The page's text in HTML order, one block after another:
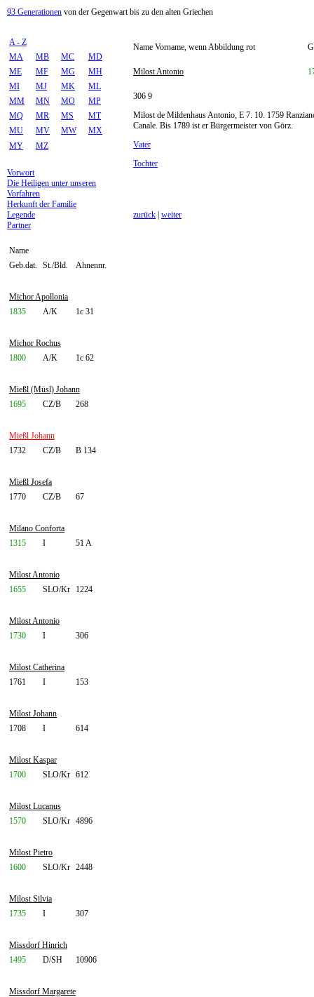
93 Generationen von der Gegenwart bis zu den alten Griechen
A - Z
MA
MB MC
MD
ME
MF MG
MH
MI
MJ MK
ML
MM
MN MO
MP
MQ
MR MS
MT
MU
MV MW
MX
MY
MZ
Vorwort
Die Heiligen unter unseren
Vorfahren
Herkunft der Familie
Legende
Partner
Name
Geb.dat.
St./Bld. Ahnennr.
Michor Apollonia
1835
A/K 1c 31
Michor Rochus
1800
A/K 1c 62
Mießl (Müsl) Johann
1695
CZ/B 268
Mießl Johann
1732
CZ/B B 134
Mießl Josefa
1770
CZ/B 67
Milano Conforta
1315
I 51 A
Milost Antonio
1655
SLO/Kr 1224
Milost Antonio
1730
I 306
Milost Catherina
1761
I 153
Milost Johann
1708
I 614
Milost Kaspar
1700
SLO/Kr 612
Milost Lucanus
1570
SLO/Kr 4896
Milost Pietro
1600
SLO/Kr 2448
Milost Silvia
1735
I 307
Missdorf Hinrich
1495
D/SH 10906
Missdorf Margarete
Name Vorname, wenn Abbildung rot
Milost Antonio
306 9
Milost de Mildenhaus Antonio, E 7. 10. 1759
Canale. Bis 1789 ist er Bürgermeister von Görz.
Vater
Tochter
zurück weiter